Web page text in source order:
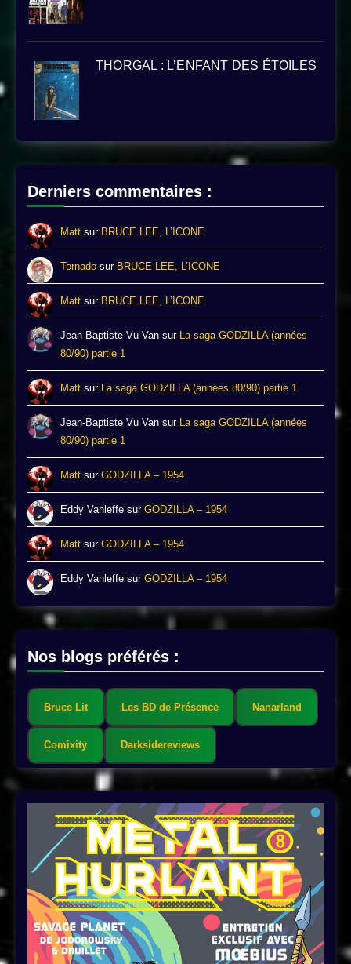
THORGAL : L’ENFANT DES ÉTOILES
Derniers commentaires :
Matt sur BRUCE LEE, L’ICONE
Tornado sur BRUCE LEE, L’ICONE
Matt sur BRUCE LEE, L’ICONE
Jean-Baptiste Vu Van sur La saga GODZILLA (années
80/90) partie 1
Matt sur La saga GODZILLA (années 80/90) partie 1
Jean-Baptiste Vu Van sur La saga GODZILLA (années
80/90) partie 1
Matt surGODZILLA – 1954
Eddy Vanleffe surGODZILLA – 1954
Matt surGODZILLA – 1954
Eddy Vanleffe surGODZILLA – 1954
Nos blogs préférés :
Bruce Lit Les BD de Présence Nanarland
Comixity Darksidereviews